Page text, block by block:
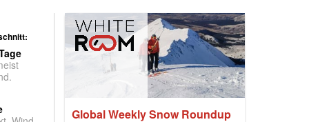
Global Weekly Snow Roundup